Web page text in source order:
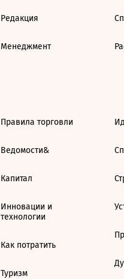
Редакция
Менеджмент
Правила торговли
Ведомости&
Капитал
Инновации и
технологии
Как потратить
Туризм